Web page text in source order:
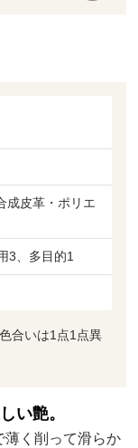
成皮革・ポリエ
3、多目的1
合いは1点1点異
い艶。
く削って滑らか